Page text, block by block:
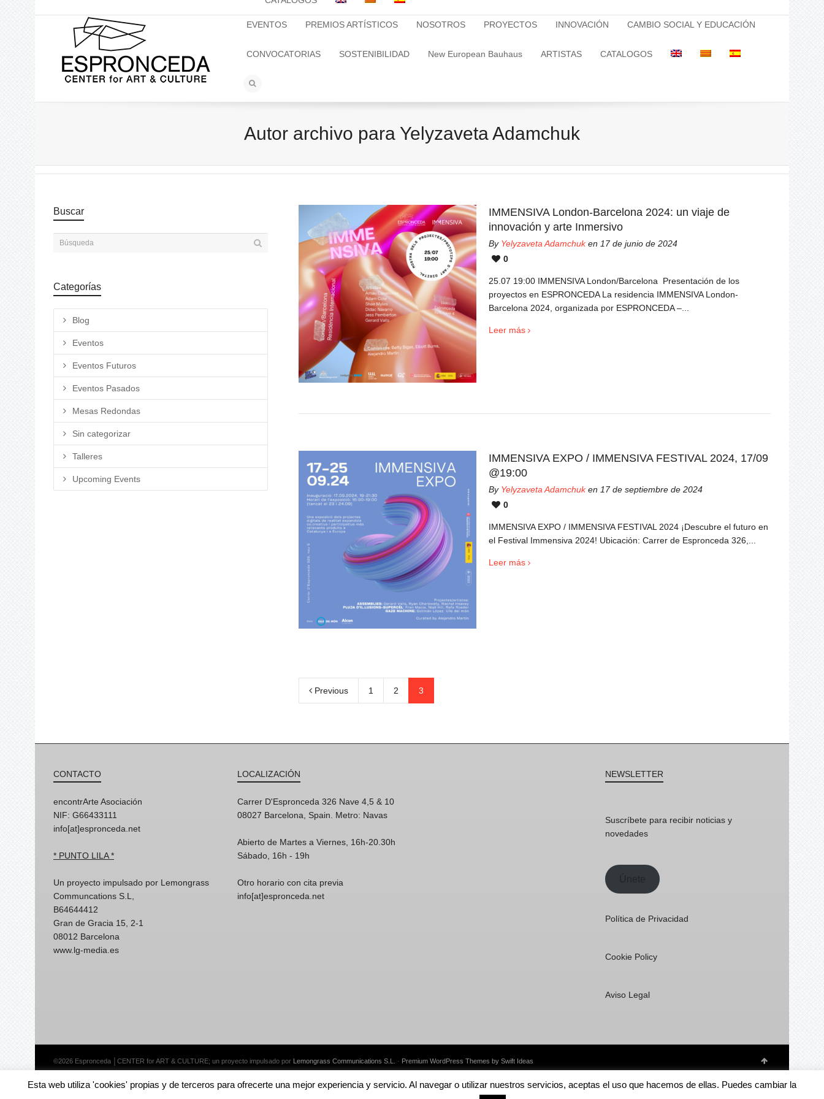
EVENTOS PREMIOS ARTÍSTICOS NOSOTROS PROYECTOS INNOVACIÓN CAMBIO SOCIAL Y EDUCACIÓN
CONVOCATORIAS SOSTENIBILIDAD New European Bauhaus ARTISTAS CATALOGOS
Autor archivo para Yelyzaveta Adamchuk
IMMENSIVA London-Barcelona 2024: un viaje de
innovación y arte Inmersivo
By Yelyzaveta Adamchuken 17 de junio de 2024
0
25.07 19:00 IMMENSIVA London/Barcelona Presentación de los
proyectos en ESPRONCEDA La residencia IMMENSIVA London-
Barcelona 2024, organizada por ESPRONCEDA –...
Leer más
IMMENSIVA EXPO / IMMENSIVA FESTIVAL 2024, 17/09
@19:00
By Yelyzaveta Adamchuken 17 de septiembre de 2024
0
IMMENSIVA EXPO / IMMENSIVA FESTIVAL 2024 ¡Descubre el futuro en
el Festival Immensiva 2024! Ubicación: Carrer de Espronceda 326,...
Leer más
Previous 1 2 3
Buscar
Categorías
Blog
Eventos
Eventos Futuros
Eventos Pasados
Mesas Redondas
Sin categorizar
Talleres
Upcoming Events
CONTACTO
encontrArte Asociación
NIF: G66433111
info[at]espronceda.net
* PUNTO LILA *
Un proyecto impulsado por Lemongrass
Communcations S.L,
B64644412
Gran de Gracia 15, 2-1
08012 Barcelona
www.lg-media.es
LOCALIZACIÓN
Carrer D'Espronceda 326 Nave 4,5 & 10
08027 Barcelona, Spain. Metro: Navas
Abierto de Martes a Viernes, 16h-20.30h
Sábado, 16h - 19h
Otro horario con cita previa
info[at]espronceda.net
NEWSLETTER
Suscríbete para recibir noticias y
novedades
Únete
Política de Privacidad
Cookie Policy
Aviso Legal
©2026 Espronceda │CENTER for ART & CULTURE; un proyecto impulsado por Lemongrass Communications S.L. · Premium WordPress Themes by Swift Ideas
Esta web utiliza 'cookies' propias y de terceros para ofrecerte una mejor experiencia y servicio. Al navegar o utilizar nuestros servicios, aceptas el uso que hacemos de ellas. Puedes cambiar la
English Català Español